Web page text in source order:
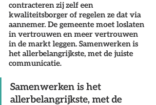
contracteren zij zelf een
kwaliteitsborger of regelen ze dat via
aannemer. De gemeente moet loslaten
in vertrouwen en meer vertrouwen
in de markt leggen. Samenwerken is
het allerbelangrijkste, met de juiste
communicatie.
Samenwerken is het
allerbelangrijkste, met de